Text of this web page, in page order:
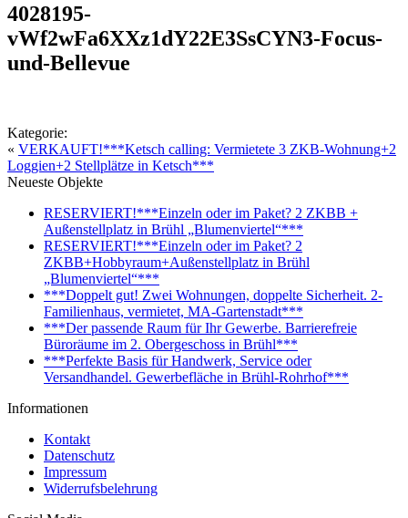
4028195-
vWf2wFa6XXz1dY22E3SsCYN3-Focus-
und-Bellevue
Kategorie:
« VERKAUFT!***Ketsch calling: Vermietete 3 ZKB-Wohnung+2
Loggien+2 Stellplätze in Ketsch***
Neueste Objekte
RESERVIERT!***Einzeln oder im Paket? 2 ZKBB +
Außenstellplatz in Brühl „Blumenviertel“***
RESERVIERT!***Einzeln oder im Paket? 2
ZKBB+Hobbyraum+Außenstellplatz in Brühl
„Blumenviertel“***
***Doppelt gut! Zwei Wohnungen, doppelte Sicherheit. 2-
Familienhaus, vermietet, MA-Gartenstadt***
***Der passende Raum für Ihr Gewerbe. Barrierefreie
Büroräume im 2. Obergeschoss in Brühl***
***Perfekte Basis für Handwerk, Service oder
Versandhandel. Gewerbefläche in Brühl-Rohrhof***
Informationen
Kontakt
Datenschutz
Impressum
Widerrufsbelehrung